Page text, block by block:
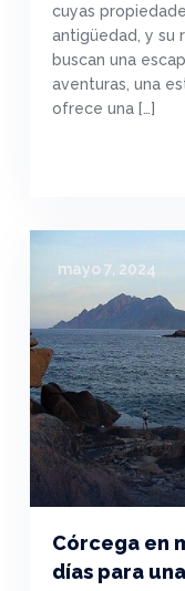
cuyas
antigüedad, y su
buscan una
aventuras, una
ofrece una […]
mayo 7, 2024
Córcega en
días para